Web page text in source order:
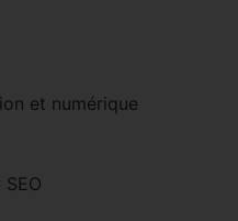
et numérique